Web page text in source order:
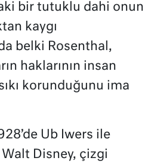
bir tutuklu dahi onun
kaygı
belki Rosenthal,
haklarının insan
korunduğunu ima
Ub Iwers ile
Disney, çizgi